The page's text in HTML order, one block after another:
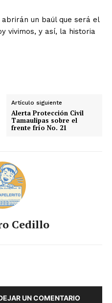
un baúl que será el
vivimos, y así, la historia
Artículo siguiente
Alerta Protección Civil
Tamaulipas sobre el
frente frío No. 21
Cedillo
UN COMENTARIO